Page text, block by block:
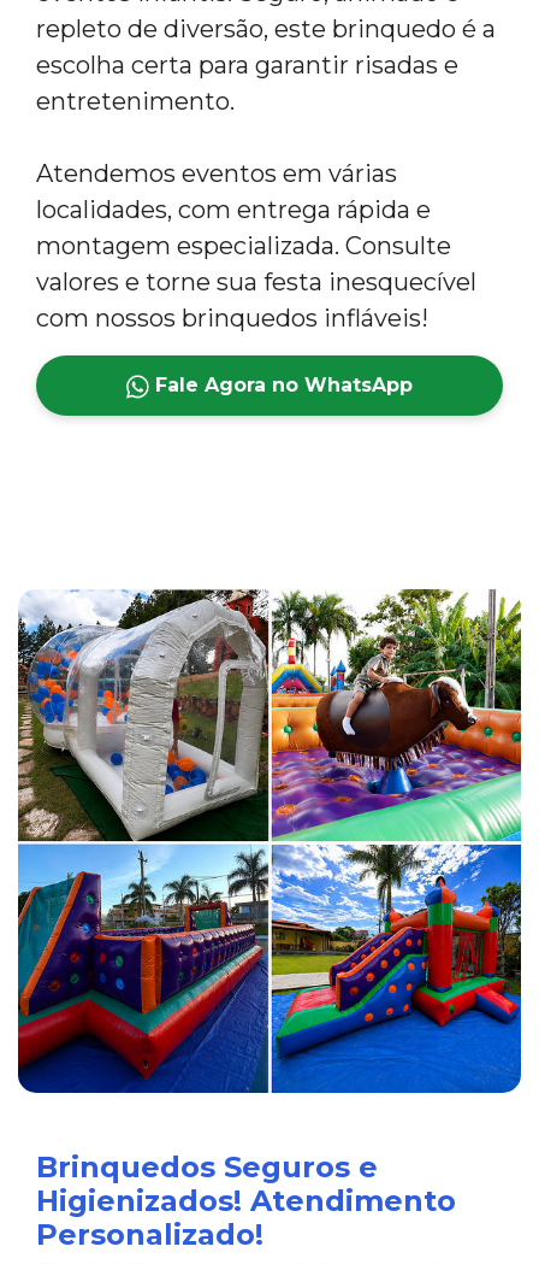
repleto de diversão, este brinquedo é a
escolha certa para garantir risadas e
entretenimento.
Atendemos eventos em várias
localidades, com entrega rápida e
montagem especializada. Consulte
valores e torne sua festa inesquecível
com nossos brinquedos infláveis!
Fale Agora no WhatsApp
Brinquedos Seguros e
Higienizados! Atendimento
Personalizado!